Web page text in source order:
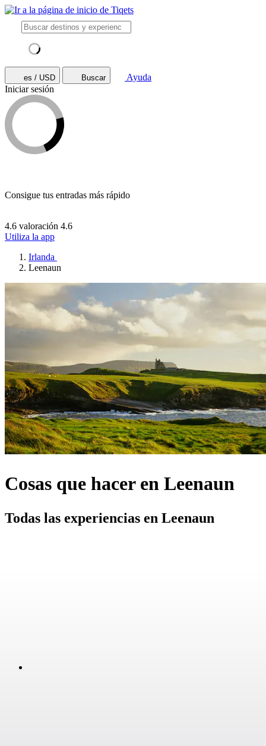
es / USD Buscar
Ayuda
Iniciar sesión
Consigue tus entradas más rápido
4.6 valoración 4.6
Utiliza la app
Irlanda
Leenaun
Cosas que hacer en Leenaun
Todas las experiencias en Leenaun